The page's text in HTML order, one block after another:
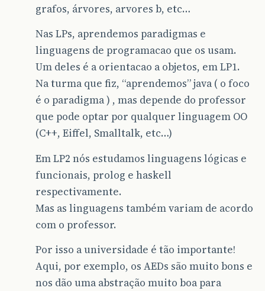
grafos, árvores, arvores b, etc…
Nas LPs, aprendemos paradigmas e
linguagens de programacao que os usam.
Um deles é a orientacao a objetos, em LP1.
Na turma que fiz, “aprendemos” java ( o foco
é o paradigma ) , mas depende do professor
que pode optar por qualquer linguagem OO
(C++, Eiffel, Smalltalk, etc…)
Em LP2 nós estudamos linguagens lógicas e
funcionais, prolog e haskell
respectivamente.
Mas as linguagens também variam de acordo
com o professor.
Por isso a universidade é tão importante!
Aqui, por exemplo, os AEDs são muito bons e
nos dão uma abstração muito boa para